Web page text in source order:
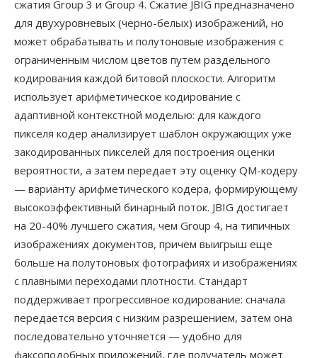
сжатия Group 3 и Group 4. Сжатие JBIG предназначено
для двухуровневых (черно-белых) изображений, но
может обрабатывать и полутоновые изображения с
ограниченным числом цветов путем раздельного
кодирования каждой битовой плоскости. Алгоритм
использует арифметическое кодирование с
адаптивной контекстной моделью: для каждого
пикселя кодер анализирует шаблон окружающих уже
закодированных пикселей для построения оценки
вероятности, а затем передает эту оценку QM-кодеру
— варианту арифметического кодера, формирующему
высокоэффективный бинарный поток. JBIG достигает
на 20-40% лучшего сжатия, чем Group 4, на типичных
изображениях документов, причем выигрыш еще
больше на полутоновых фотографиях и изображениях
с плавными переходами плотности. Стандарт
поддерживает прогрессивное кодирование: сначала
передается версия с низким разрешением, затем она
последовательно уточняется — удобно для
факсоподобных приложений, где получатель может